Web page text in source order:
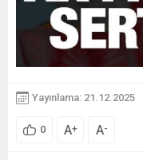
Yayınlama: 21.12.2025
0 A+ A-